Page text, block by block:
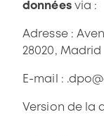
données via :
Adresse :
28020, Madrid
E-mail : .
Version de la